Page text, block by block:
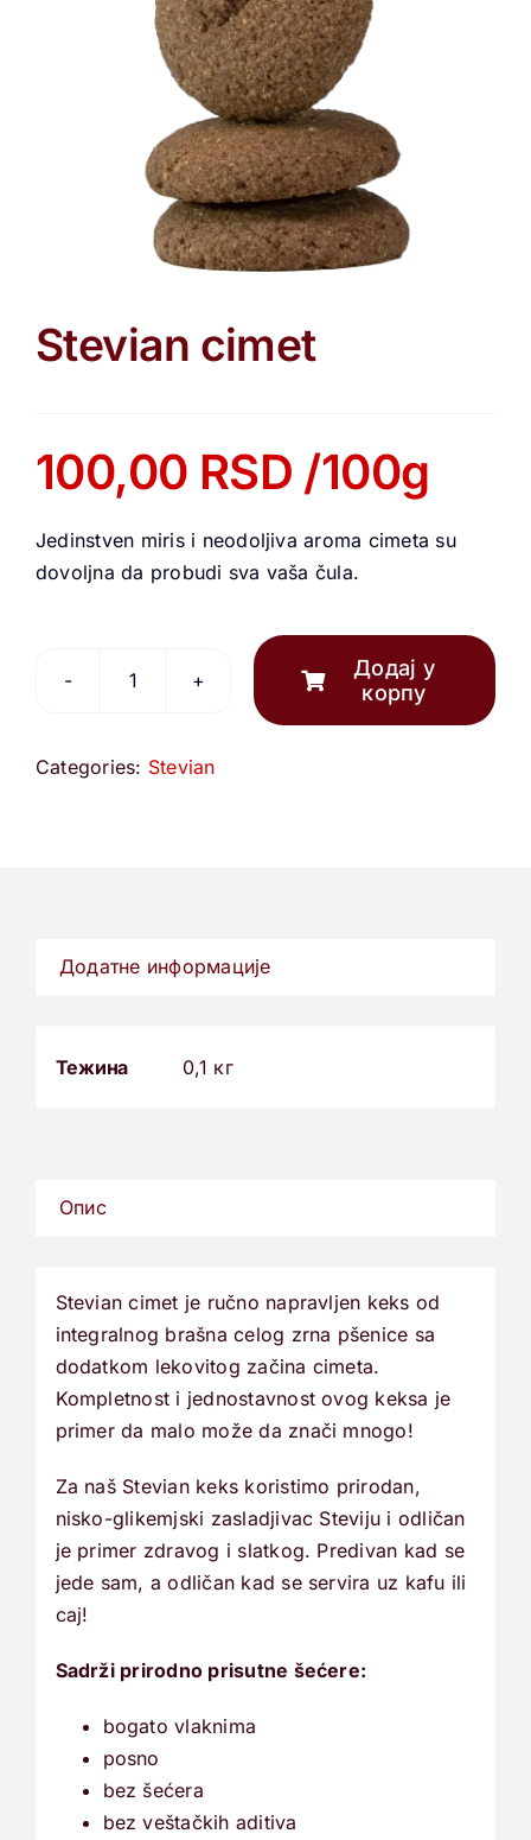
Stevian cimet
100,00 RSD /100g
Jedinstven miris i neodoljiva aroma cimeta su
dovoljna da probudi sva vaša čula.
Stevian
количина
Додај у
корпу
Categories: Stevian
Додатне информације
Тежина 0,1 кг
Опис
Stevian cimet je ručno napravljen keks od
integralnog brašna celog zrna pšenice sa
dodatkom lekovitog začina cimeta.
Kompletnost i jednostavnost ovog keksa je
primer da malo može da znači mnogo!
Za naš Stevian keks koristimo prirodan,
nisko-glikemjski zasladjivac Steviju i odličan
je primer zdravog i slatkog. Predivan kad se
jede sam, a odličan kad se servira uz kafu ili
caj!
Sadrži prirodno prisutne šećere:
bogato vlaknima
posno
bez šećera
bez veštačkih aditiva